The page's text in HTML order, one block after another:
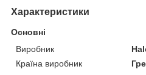
Характеристики
Основні
Виробник
Країна виробник